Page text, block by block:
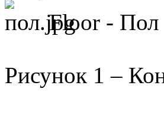
Floor - Пол
Рисунок 1 –